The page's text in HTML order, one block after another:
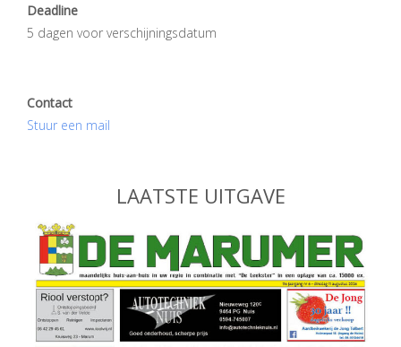
Deadline
5 dagen voor verschijningsdatum
Contact
Stuur een mail
LAATSTE UITGAVE